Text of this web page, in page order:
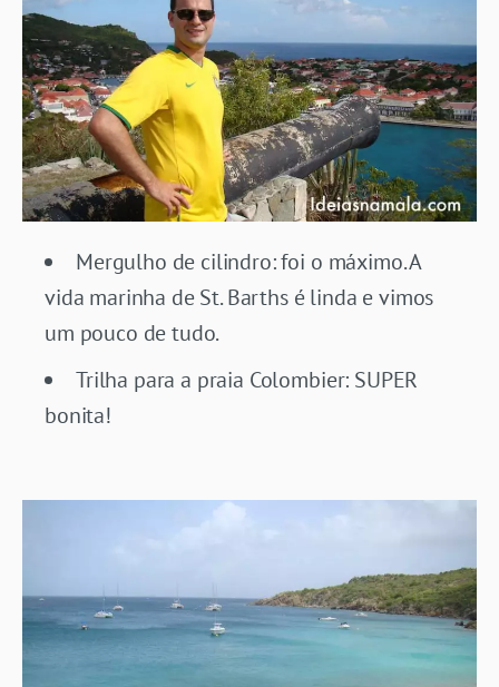
Mergulho de cilindro: foi o máximo. A
vida marinha de St. Barths é linda e vimos
um pouco de tudo.
Trilha para a praia Colombier: SUPER
bonita!